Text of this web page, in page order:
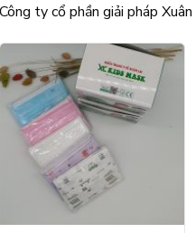
Công ty cổ phần giải pháp